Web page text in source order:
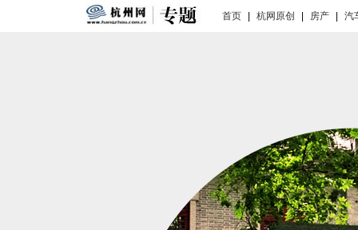
首页 杭网原创 房产 汽